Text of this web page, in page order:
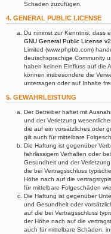
Schaden zuzufügen.
4. GENERAL PUBLIC LICENSE
Du nimmst zur Kenntnis, dass
GNU General Public License v2
Limited (www.phpbb.com)
deutschsprachige Community
haben keinen Einfluss auf die
können insbesondere die
untersagen oder auf Inhalte
5. GEWÄHRLEISTUNG
Der Betreiber haftet mit
und der Verletzung
die auf ein vorsätzliches oder
gilt auch für mittelbare
Die Haftung ist gegenüber
fahrlässigem Verhalten oder
Gesundheit und der
die bei Vertragsschluss
Höhe nach auf die
für mittelbare Folgeschäden
Die Haftung ist gegenüber
und Gesundheit oder
auf die bei Vertragsschluss
der Höhe nach auf die
auch für mittelbare Schäden,